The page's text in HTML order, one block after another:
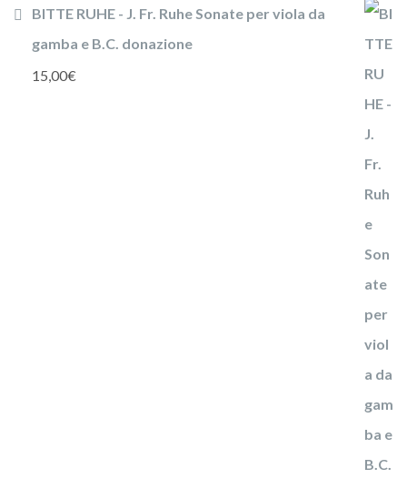
BITTE RUHE - J. Fr. Ruhe Sonate per viola da
gamba e B.C. donazione
15,00€